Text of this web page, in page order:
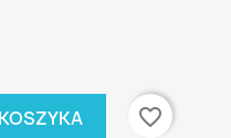
favorite_border